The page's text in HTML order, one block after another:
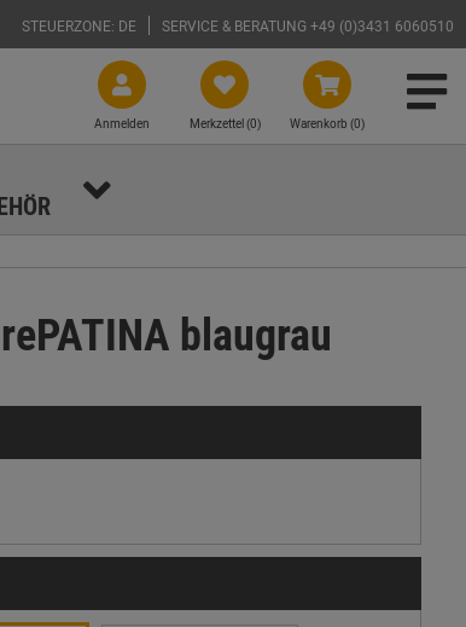
STEUERZONE: DE SERVICE & BERATUNG +49 (0)3431 6060510
Warenkorb (0)
Merkzettel (0)
Anmelden
blaugrau